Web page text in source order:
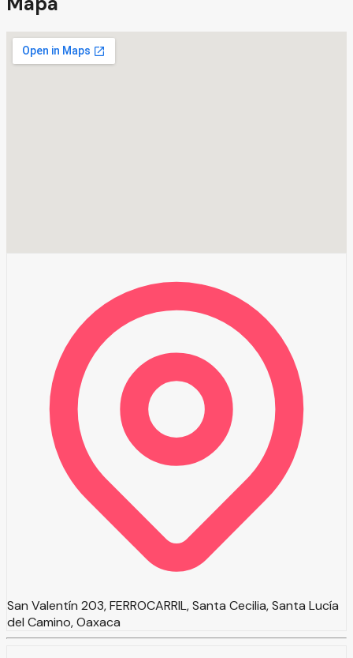
San Valentín 203, FERROCARRIL, Santa Cecilia, Santa Lucía
del Camino, Oaxaca